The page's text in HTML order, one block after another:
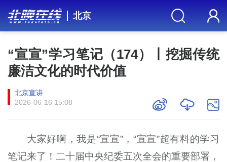
北京
“宣宣”学习笔记（174）丨挖掘传统
廉洁文化的时代价值
北京宣讲
2026-06-16 15:08
大家好啊，我是“宣宣”，“宣宣”超有料的学习
笔记来了！二十届中央纪委五次全会的重要部署，